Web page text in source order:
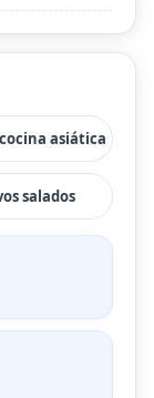
asiática
salados